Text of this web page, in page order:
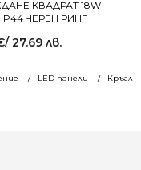
LED панели
КВАДРАТ 18W
ЧЕРЕН РИНГ
/ 27.69 лв.